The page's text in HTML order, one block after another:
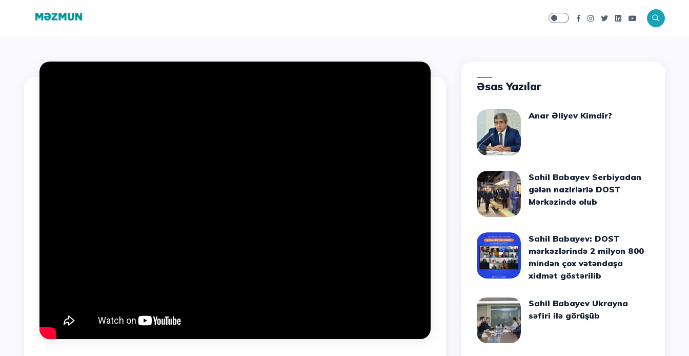
Əsas Yazılar
Anar Əliyev Kimdir?
Sahil Babayev Serbiyadan
gələn nazirlərlə DOST
Mərkəzində olub
Sahil Babayev: DOST
mərkəzlərində 2 milyon 800
mindən çox vətəndaşa
xidmət göstərilib
Sahil Babayev Ukrayna
səfiri ilə görüşüb